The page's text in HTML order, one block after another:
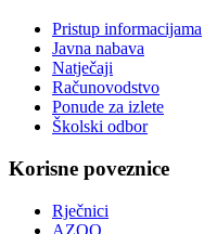
Pristup informacijama
Javna nabava
Natječaji
Računovodstvo
Ponude za izlete
Školski odbor
Korisne poveznice
Rječnici
AZOO